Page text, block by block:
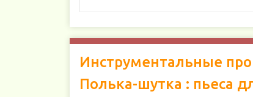
Инструментальные
Полька-шутка : пьеса